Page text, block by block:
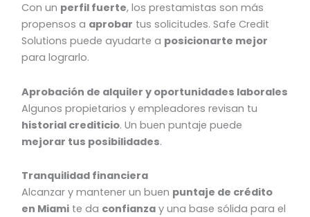
Con un perfil fuerte, los prestamistas son más
propensos a aprobar tus solicitudes. Safe Credit
Solutions puede ayudarte a posicionarte mejor
para lograrlo.
Aprobación de alquiler y oportunidades laborales
Algunos propietarios y empleadores revisan tu
historial crediticio. Un buen puntaje puede
mejorar tus posibilidades.
Tranquilidad financiera
Alcanzar y mantener un buen puntaje de crédito
en Miami te da confianza y una base sólida para el